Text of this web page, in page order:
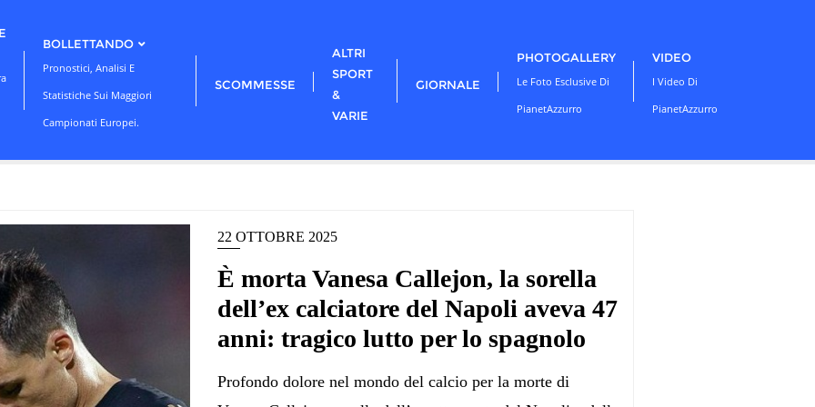
BOLLETTANDO
Pronostici, Analisi E
Statistiche Sui Maggiori
Campionati Europei.
SCOMMESSE
ALTRI
SPORT
&
VARIE
GIORNALE
PHOTOGALLERY
Le Foto Esclusive Di
PianetAzzurro
VIDEO
I Video Di
PianetAzzurro
22 OTTOBRE 2025
È morta Vanesa Callejon, la sorella
dell’ex calciatore del Napoli aveva 47
anni: tragico lutto per lo spagnolo
Profondo dolore nel mondo del calcio per la morte di